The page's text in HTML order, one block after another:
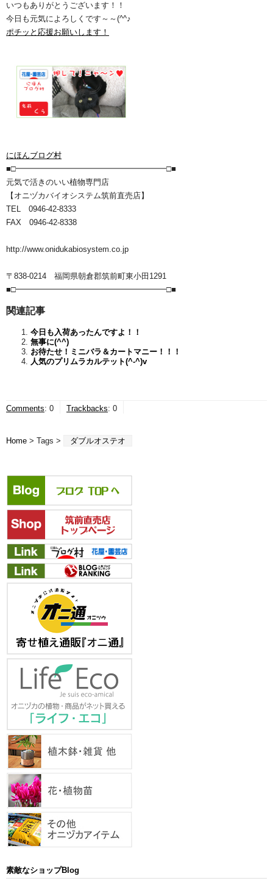
いつもありがとうございます！！
今日も元気によろしくです～～(^^♪
ポチッと応援お願いします！
にほんブログ村
■□━━━━━━━━━━━━━━━━━━━□■
元気で活きのいい植物専門店
【オニヅカバイオシステム筑前直売店】
TEL 0946-42-8333
FAX 0946-42-8338
http://www.onidukabiosystem.co.jp
〒838-0214 福岡県朝倉郡筑前町東小田1291
■□━━━━━━━━━━━━━━━━━━━□■
関連記事
今日も入荷あったんですよ！！
無事に(^^)
お待たせ！ミニバラ＆カートマニー！！！
人気のプリムラカルテット(^-^)v
Comments: 0 Trackbacks: 0
Home > Tags > ダブルオステオ
素敵なショップBlog